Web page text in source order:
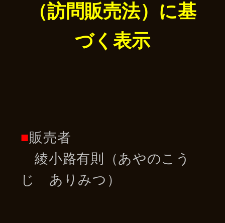
（訪問販売法）に基
づく表示
■販売者
綾小路有則（あやのこう
じ ありみつ）